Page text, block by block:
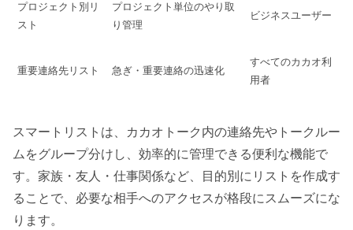
プロジェクト別リ
スト
プロジェクト単位のやり取
り管理
ビジネスユーザー
重要連絡先リスト 急ぎ・重要連絡の迅速化
すべてのカカオ利
用者
スマートリストは、カカオトーク内の連絡先やトークルー
ムをグループ分けし、効率的に管理できる便利な機能で
す。家族・友人・仕事関係など、目的別にリストを作成す
ることで、必要な相手へのアクセスが格段にスムーズにな
ります。